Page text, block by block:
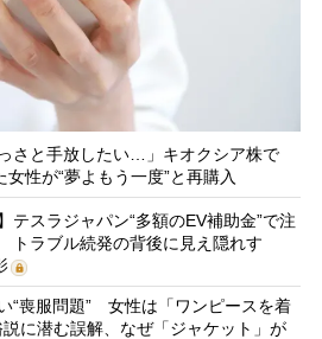
さと手放したい…」キオクシア株で
性が“夢よもう一度”と再購入
テスラジャパン“多額のEV補助金”で注
ラブル続発の背後に見え隠れす
“喪服問題” 女性は「ワンピースを着
に潜む誤解、なぜ「ジャケット」が